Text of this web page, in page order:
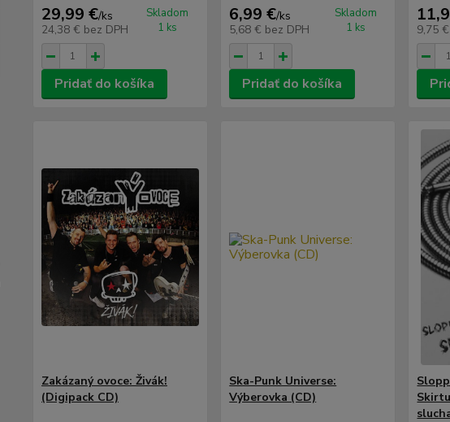
29,99 €/ks
24,38 € bez DPH
Skladom
1 ks
Pridať do košíka
6,99 €/ks
5,68 € bez DPH
Skladom
1 ks
Pridať do košíka
9,75 €
Zakázaný ovoce: Živák!
(Digipack CD)
Ska-Punk Universe:
Výberovka (CD)